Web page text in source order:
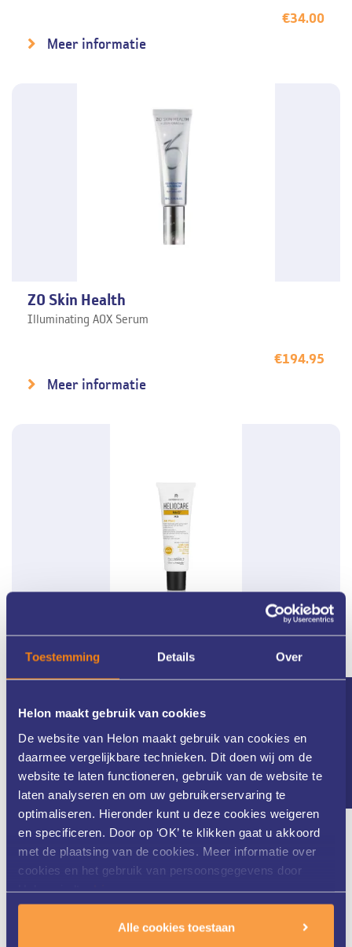
Toestemming Details Over
Helon maakt gebruik van cookies
De website van Helon maakt gebruik van cookies en
daarmee vergelijkbare technieken. Dit doen wij om de
website te laten functioneren, gebruik van de website te
laten analyseren en om uw gebruikerservaring te
optimaliseren. Hieronder kunt u deze cookies weigeren
en specificeren. Door op ‘OK’ te klikken gaat u akkoord
met de plaatsing van de cookies. Meer informatie over
cookies en het gebruik van persoonsgegevens door
Helon vindt uhier.
Alle cookies toestaan
€34.00
Meer informatie
ZO Skin Health
Illuminating AOX Serum
€194.95
Meer informatie
Heliocare 360°
MD AK Fluid SPF 100
Meer informatie